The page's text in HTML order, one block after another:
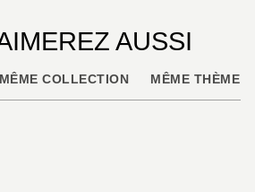
AUSSI
MÊME COLLECTION MÊME THÈME